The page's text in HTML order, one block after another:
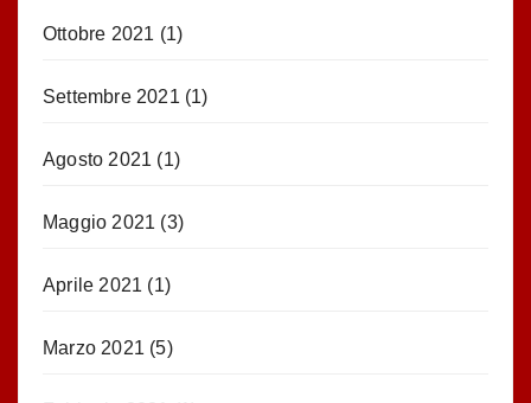
Ottobre 2021 (1)
Settembre 2021 (1)
Agosto 2021 (1)
Maggio 2021 (3)
Aprile 2021 (1)
Marzo 2021 (5)